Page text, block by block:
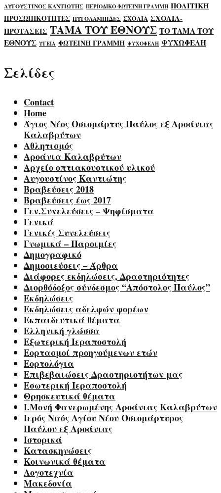
ΑΥΓΟΥΣΤΙΝΟΣ ΚΑΝΤΙΩΤΗΣ ΠΕΡΙΟΔΙΚΟ ΦΩΤΕΙΝΗ ΓΡΑΜΜΗ ΠΟΛΙΤΙΚΗ
ΠΡΟΣΩΠΙΚΟΤΗΤΕΣ ΠΥΓΟΛΑΜΠΙΔΕΣ ΣΧΟΛΙΑ ΣΧΟΛΙΑ-
ΠΡΟΤΑΣΕΙΣ ΤΑΜΑ ΤΟΥ ΕΘΝΟΥΣ ΤΟ ΤΑΜΑ ΤΟΥ
ΕΘΝΟΥΣ ΥΓΕΙΑ ΦΩΤΕΙΝΗ ΓΡΑΜΜΗ ΨΥΧΟΦΕΛΗ ΨΥΧΩΦΕΛΗ
Σελίδες
Contact
Home
Άγιος Νέος Οσιομάρτυς Παύλος εξ Αροάνιας
Καλαβρύτων
Αθλητισμός
Αροάνια Καλαβρύτων
Αρχείο οπτιακουστικού υλικού
Αυγουστίνος Καντιώτης
Βραβεύσεις 2018
Βραβεύσεις έως 2017
Γεν.Συνελεύσεις – Ψηφίσματα
Γενικά
Γενικές Συνελεύσεις
Γνωμικά – Παροιμίες
Δημογραφικό
Δημοσιεύσεις – Άρθρα
Διάφορες εκδηλώσεις, Δραστηριότητες
Διορθόδοξος σύνδεσμος “Απόστολος Παύλος”
Εκδηλώσεις
Εκδηλώσεις αδελφών φορέων
Εκπαιδευτικά θέματα
Ελληνική γλώσσα
Εξωτερική Ιεραποστολή
Εορτασμοί προηγούμενων ετών
Εορτολόγια
Επιβεβαιώσεις Δραστηριοτήτων μας
Εσωτερική Ιεραποστολή
Θρησκευτικά θέματα
Ι.Μονή Φανερωμένης Αροάνιας Καλαβρύτων
Ιερός Ναός Αγίου Νέου Οσιομάρτυρος
Παύλου εξ Αροάνιας
Ιστορικά
Κατασκηνώσεις
Κοινωνικά θέματα
Λογοτεχνία
Μακεδονία